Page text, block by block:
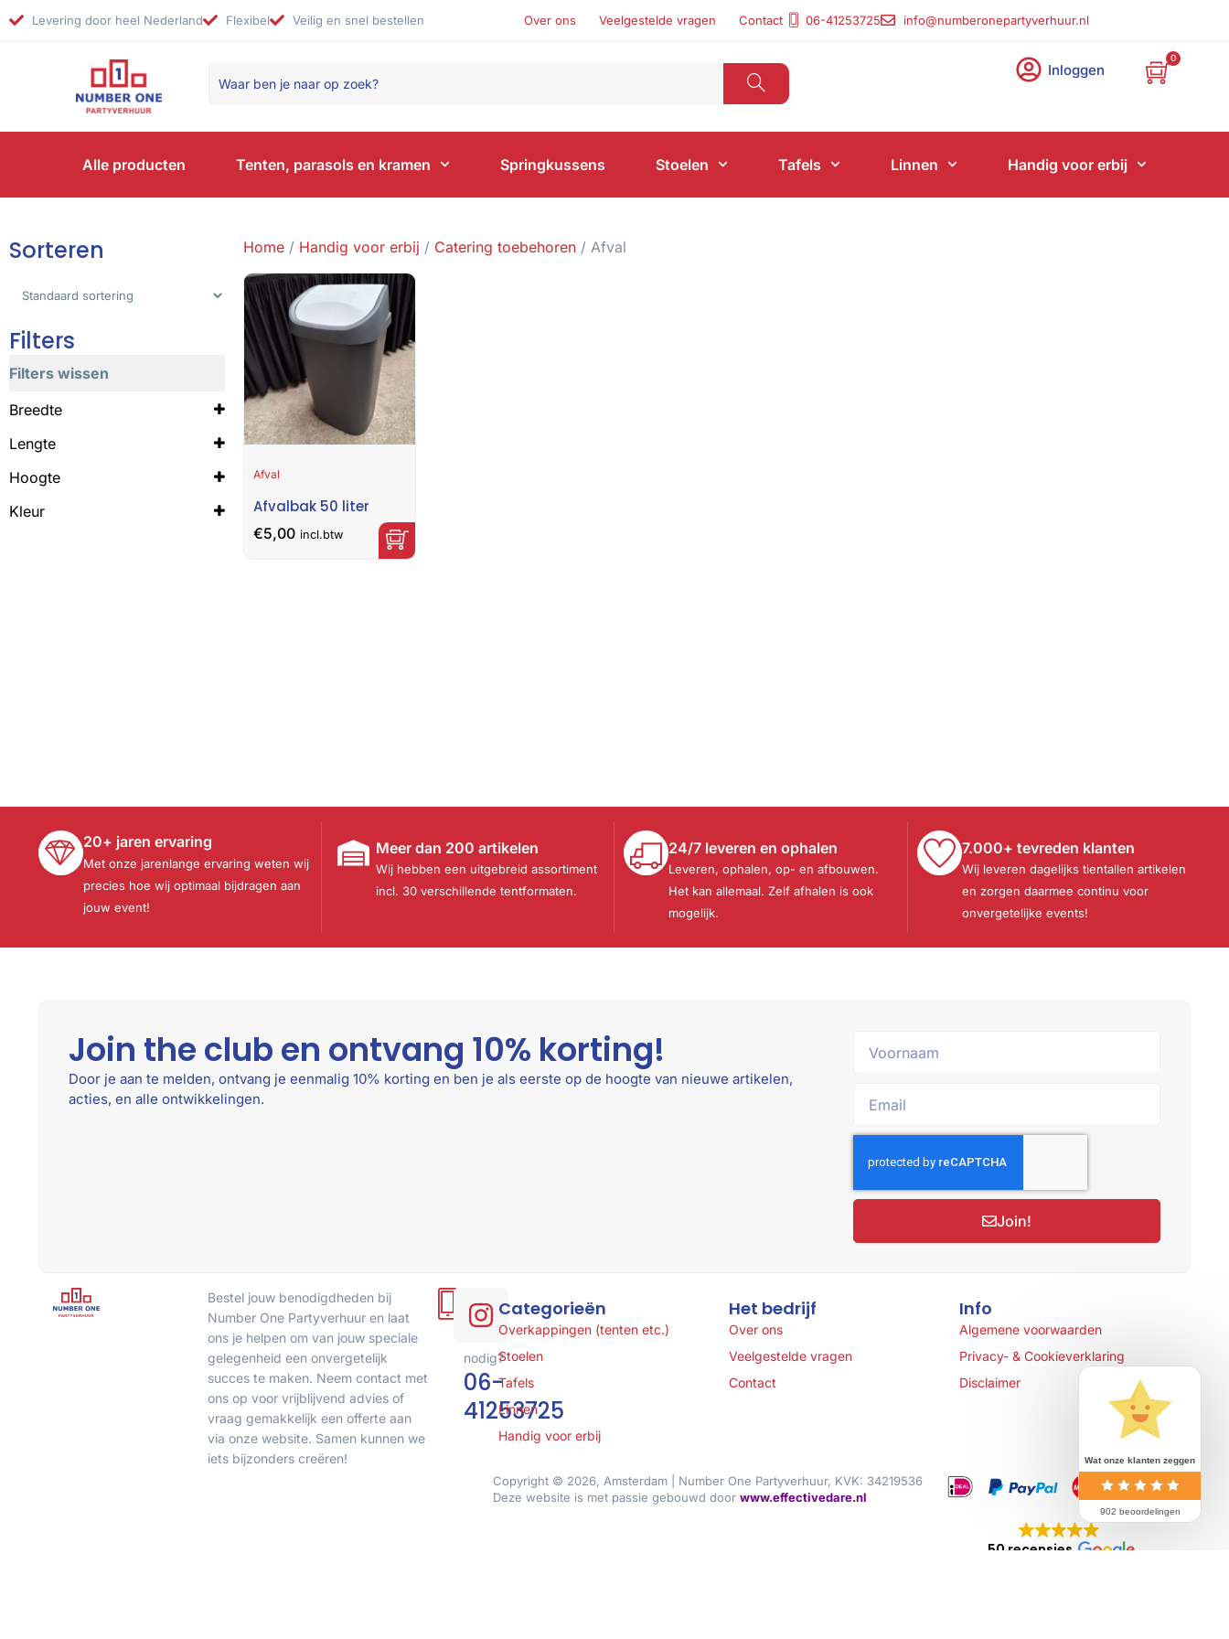
Levering door heel Nederland Flexibel Veilig en snel bestellen Over ons Veelgestelde vragen Contact 06-41253725 info@numberonepartyverhuur.nl
Inloggen
0
Alle producten Tenten, parasols en kramen Springkussens Stoelen Tafels Linnen Handig voor erbij
Sorteren
Filters
Filters wissen
Breedte
Lengte
Hoogte
Kleur
Home/ Handig voor erbij / Catering toebehoren/ Afval
Afval
Afvalbak 50 liter
€5,00 incl.btw
20+ jaren ervaring
Met onze jarenlange ervaring weten wij
precies hoe wij optimaal bijdragen aan
jouw event!
Meer dan 200 artikelen
Wij hebben een uitgebreid assortiment
incl. 30 verschillende tentformaten.
24/7 leveren en ophalen
Leveren, ophalen, op- en afbouwen.
Het kan allemaal. Zelf afhalen is ook
mogelijk.
7.000+ tevreden klanten
Wij leveren dagelijks tientallen artikelen
en zorgen daarmee continu voor
onvergetelijke events!
Bestel jouw benodigdheden bij
Number One Partyverhuur en laat
ons je helpen om van jouw speciale
gelegenheid een onvergetelijk
succes te maken. Neem contact met
ons op voor vrijblijvend advies of
vraag gemakkelijk een offerte aan
via onze website. Samen kunnen we
iets bijzonders creëren!
of
advies
nodig?
06-
41253725
Categorieën
Overkappingen (tenten etc.)
Stoelen
Tafels
Linnen
Handig voor erbij
Het bedrijf
Over ons
Veelgestelde vragen
Contact
Info
Algemene voorwaarden
Privacy- & Cookieverklaring
Disclaimer
Copyright © 2026, Amsterdam | Number One Partyverhuur, KVK: 34219536
Deze website is met passie gebouwd doorwww.effectivedare.nl
50 recensies
Join the club en ontvang 10% korting!
Door je aan te melden, ontvang je eenmalig 10% korting en ben je als eerste op de hoogte van nieuwe artikelen,
acties, en alle ontwikkelingen.
Join!
Wat onze klanten zeggen
902 beoordelingen